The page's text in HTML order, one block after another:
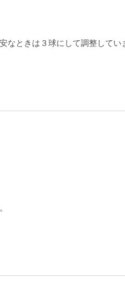
ときは３球にして調整してい